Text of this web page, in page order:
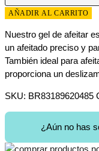
AÑADIR AL CARRITO
Nuestro gel de afeitar
un afeitado preciso y
También ideal para
proporciona un
SKU: BR83189620485
¿Aún no has